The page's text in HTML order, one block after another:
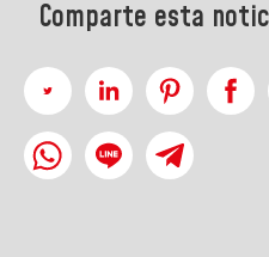
Comparte esta